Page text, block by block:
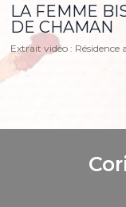
LA FEMME
DE CHAMAN
Extrait vidéo : Résidence